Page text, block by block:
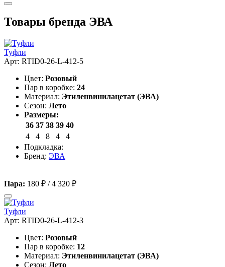
Товары бренда ЭВА
Туфли
Арт: RTID0-26-L-412-5
Цвет: Розовый
Пар в коробке: 24
Материал: Этиленвинилацетат (ЭВА)
Сезон: Лето
Размеры:
36 37 38 39 40
4
4 8 4
4
Подкладка:
Бренд: ЭВА
Пара: 180 ₽ /4 320 ₽
Туфли
Арт: RTID0-26-L-412-3
Цвет: Розовый
Пар в коробке: 12
Материал: Этиленвинилацетат (ЭВА)
Сезон: Лето